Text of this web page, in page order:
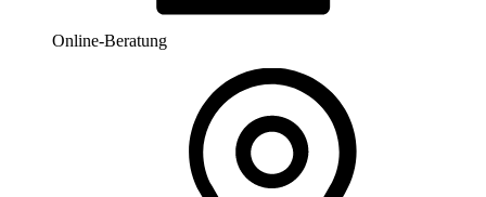
Online-Beratung